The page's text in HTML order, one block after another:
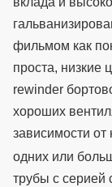
фильмом как
проста, низкие
rewinder
хороших
зависимости от
одних или
трубы с серией